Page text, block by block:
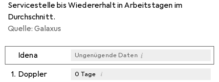
Servicestelle bis Wiedererhalt in Arbeitstagen im
Durchschnitt.
Quelle: Galaxus
Idena Ungenügende Daten i
1. Doppler 0 Tage i